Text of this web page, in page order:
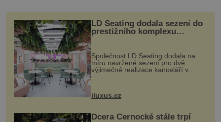
LD Seating dodala sezení do
prestižního komplexu
MediaCityUK v Salfordu
Společnost LD Seating dodala na
míru navržené sezení pro dvě
výjimečné realizace kanceláří v
areálu MediaCityUK v anglickém
budov Media...
iluxus.cz
Dcera Černocké stále trpí